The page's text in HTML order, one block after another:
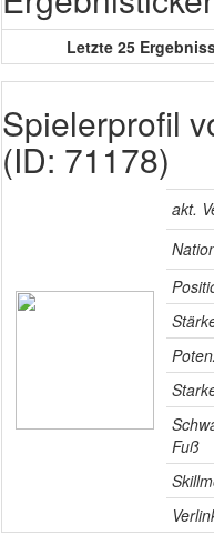
Letzte 25
Spielerprofil
(ID: 71178)
akt.
Fuß